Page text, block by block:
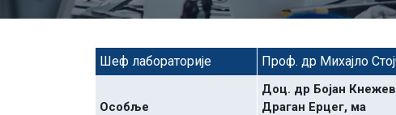
Шеф лабораторије Проф. др Михајло
Особље
Доц. др Бојан
Драган Ерцег, ма